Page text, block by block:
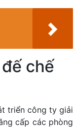
chế
triển công ty giải
cấp các phòng